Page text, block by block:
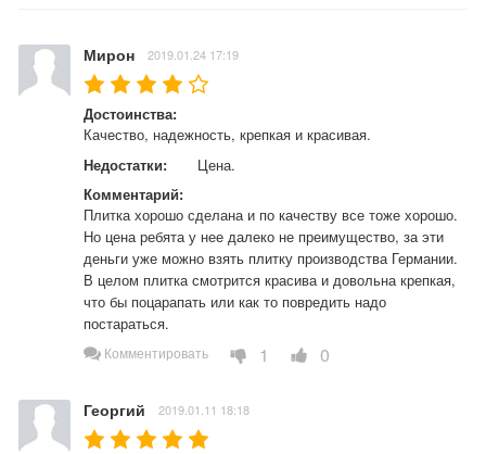
Мирон 2019.01.24 17:19
Достоинства:
Качество, надежность, крепкая и красивая.
Недостатки:
Цена.
Комментарий:
Плитка хорошо сделана и по качеству все тоже хорошо.
Но цена ребята у нее далеко не преимущество, за эти
деньги уже можно взять плитку производства Германии.
В целом плитка смотрится красива и довольна крепкая,
что бы поцарапать или как то повредить надо
постараться.
Комментировать 1 0
Георгий 2019.01.11 18:18